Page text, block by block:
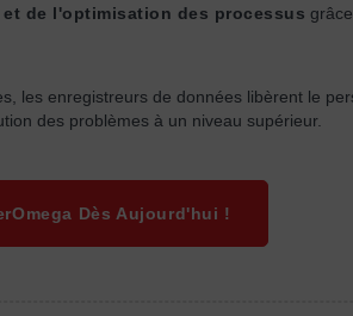
de l'optimisation des processus
les enregistreurs de données libèrent le
des problèmes à un niveau supérieur.
Dès Aujourd'hui !